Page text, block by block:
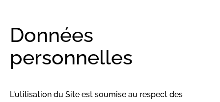
Données
personnelles
L'utilisation du Site est soumise au respect des